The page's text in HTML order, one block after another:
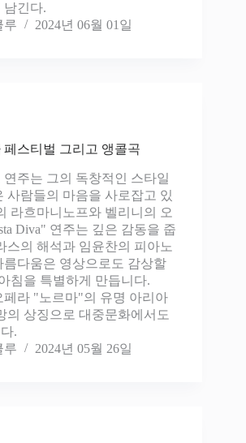
남긴다.
루
2024년 06월 01일
스티벌 그리고 앵콜곡
주는 그의 독창적인 스타일
사람들의 마음을 사로잡고 있
라흐마니노프와 벨리니의 오
Diva" 연주는 깊은 감동을 줍
스의 해석과 임윤찬의 피아노
름다움은 영상으로도 감상할
침을 특별하게 만듭니다.
페라 "노르마"의 유명 아리아
의 상징으로 대중문화에서도
.
루
2024년 05월 26일